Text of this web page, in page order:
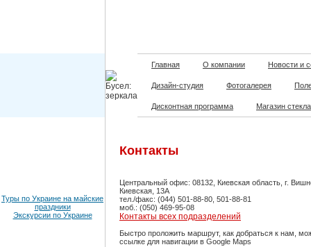
Главная О компании Новости и
Дизайн-студия Фотогалерея
Дисконтная программа Магазин
Туры по Украине на майские
праздники
Экскурсии по Украине
Контакты
Центральный офис: 08132, Киевская область, г.
Киевская, 13А
тел./факс: (044) 501-88-80, 501-88-81
моб.: (050) 469-95-08
Контакты всех подразделений
Быстро проложить маршрут, как добраться к нам,
ссылке для навигации в Google Maps